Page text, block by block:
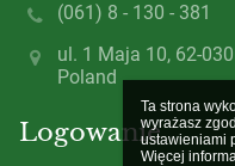
Ta strona
wyrażasz
ustawieniami
Więcej
(061) 8 - 130 - 381
ul. 1 Maja 10, 62-
Poland
Logowanie